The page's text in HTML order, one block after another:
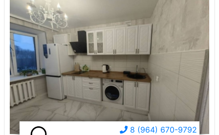
8 (964) 670-9792